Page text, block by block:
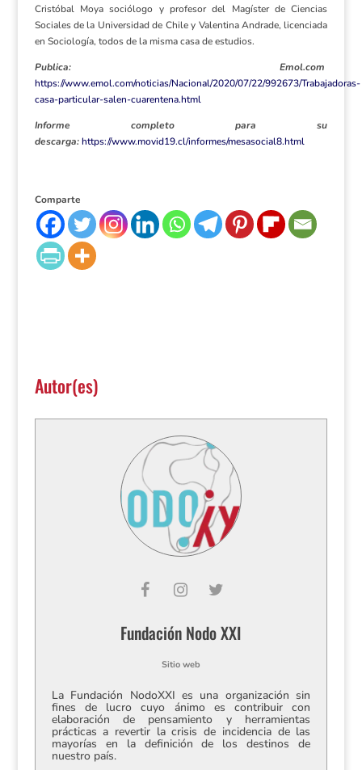
Cristóbal Moya sociólogo y profesor del Magíster de Ciencias
Sociales de la Universidad de Chile y Valentina Andrade, licenciada
en Sociología, todos de la misma casa de estudios.
Publica: Emol.com
https://www.emol.com/noticias/Nacional/2020/07/22/992673/Trabajadoras-
casa-particular-salen-cuarentena.html
Informe completo para su
descarga: https://www.movid19.cl/informes/mesasocial8.html
Comparte
Autor(es)
Fundación Nodo XXI
Sitio web
La Fundación NodoXXI es una organización sin
fines de lucro cuyo ánimo es contribuir con
elaboración de pensamiento y herramientas
prácticas a revertir la crisis de incidencia de las
mayorías en la definición de los destinos de
nuestro país.